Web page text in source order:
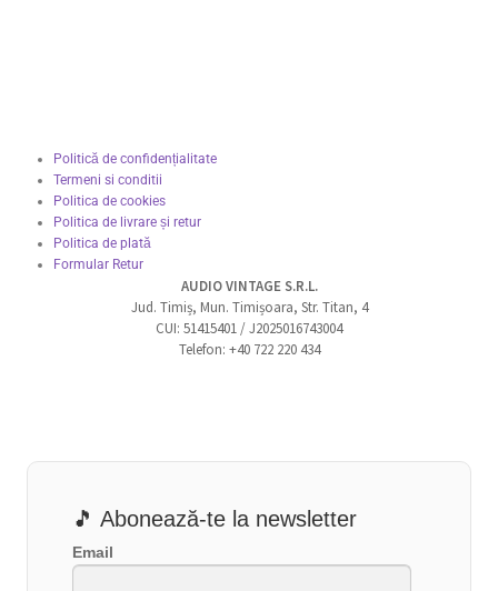
Politică de confidențialitate
Termeni si conditii
Politica de cookies
Politica de livrare și retur
Politica de plată
Formular Retur
AUDIO VINTAGE S.R.L.
Jud. Timiș, Mun. Timișoara, Str. Titan, 4
CUI: 51415401 / J2025016743004
Telefon: +40 722 220 434
🎵 Abonează-te la newsletter
Email